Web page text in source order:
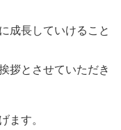
成長していけること
拶とさせていただき
ます。